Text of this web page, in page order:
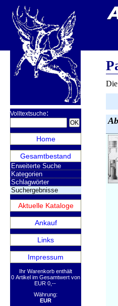
Volltextsuche:
Home
Gesamtbestand
Erweiterte Suche
Kategorien
Schlagwörter
Suchergebnisse
Aktuelle Kataloge
Ankauf
Links
Impressum
Ihr Warenkorb enthält
0 Artikel im Gesamtwert von
EUR 0,--
Währung:
EUR